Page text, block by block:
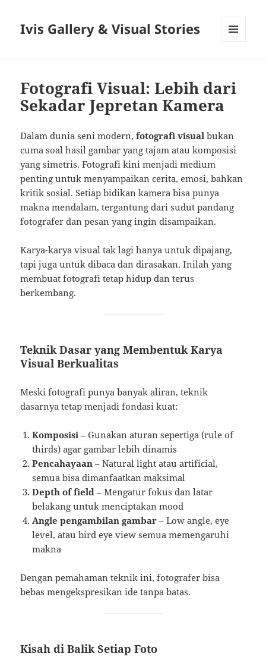
Ivis Gallery & Visual Stories
Fotografi Visual: Lebih dari
Sekadar Jepretan Kamera
Dalam dunia seni modern,fotografi visual bukan
cuma soal hasil gambar yang tajam atau komposisi
yang simetris. Fotografi kini menjadi medium
penting untuk menyampaikan cerita, emosi, bahkan
kritik sosial. Setiap bidikan kamera bisa punya
makna mendalam, tergantung dari sudut pandang
fotografer dan pesan yang ingin disampaikan.
Karya-karya visual tak lagi hanya untuk dipajang,
tapi juga untuk dibaca dan dirasakan. Inilah yang
membuat fotografi tetap hidup dan terus
berkembang.
Teknik Dasar yang Membentuk Karya
Visual Berkualitas
Meski fotografi punya banyak aliran, teknik
dasarnya tetap menjadi fondasi kuat:
Komposisi – Gunakan aturan sepertiga (rule of
thirds) agar gambar lebih dinamis
Pencahayaan – Natural light atau artificial,
semua bisa dimanfaatkan maksimal
Depth of field – Mengatur fokus dan latar
belakang untuk menciptakan mood
Angle pengambilan gambar – Low angle, eye
level, atau bird eye view semua memengaruhi
makna
Dengan pemahaman teknik ini, fotografer bisa
bebas mengekspresikan ide tanpa batas.
Kisah di Balik Setiap Foto